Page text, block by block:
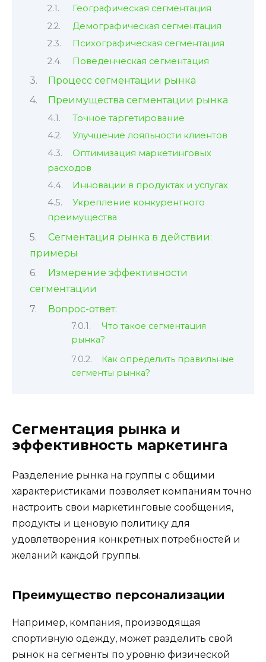
Географическая сегментация
Демографическая сегментация
Психографическая сегментация
Поведенческая сегментация
Процесс сегментации рынка
Преимущества сегментации рынка
Точное таргетирование
Улучшение лояльности клиентов
Оптимизация маркетинговых
расходов
Инновации в продуктах и услугах
Укрепление конкурентного
преимущества
Сегментация рынка в действии:
примеры
Измерение эффективности
сегментации
Вопрос-ответ:
Что такое сегментация
рынка?
Как определить правильные
сегменты рынка?
Сегментация рынка и
эффективность маркетинга
Разделение рынка на группы с общими
характеристиками позволяет компаниям точно
настроить свои маркетинговые сообщения,
продукты и ценовую политику для
удовлетворения конкретных потребностей и
желаний каждой группы.
Преимущество персонализации
Например, компания, производящая
спортивную одежду, может разделить свой
рынок на сегменты по уровню физической